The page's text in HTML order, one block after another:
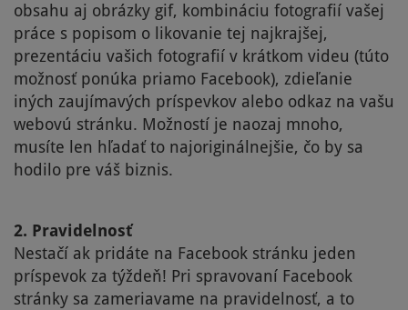
obsahu aj obrázky gif, kombináciu fotografií vašej
práce s popisom o likovanie tej najkrajšej,
prezentáciu vašich fotografií v krátkom videu (túto
možnosť ponúka priamo Facebook), zdieľanie
iných zaujímavých príspevkov alebo odkaz na vašu
webovú stránku. Možností je naozaj mnoho,
musíte len hľadať to najoriginálnejšie, čo by sa
hodilo pre váš biznis.
2. Pravidelnosť
Nestačí ak pridáte na Facebook stránku jeden
príspevok za týždeň! Pri spravovaní Facebook
stránky sa zameriavame na pravidelnosť, a to